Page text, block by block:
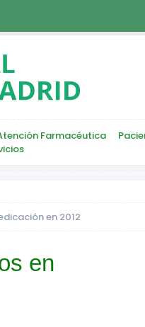
Farmacéutica
en 2012
en